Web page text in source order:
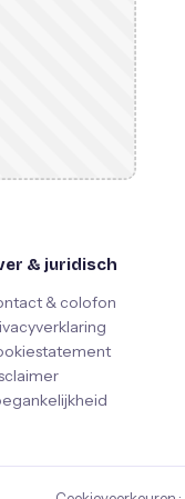
& juridisch
& colofon